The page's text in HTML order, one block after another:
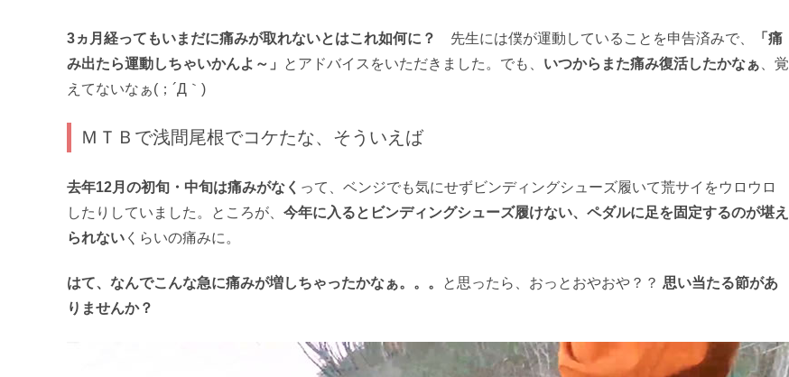
3ヵ月経ってもいまだに痛みが取れないとはこれ如何に？ 先生には僕が運動していることを申告済みで、
「痛
み出たら運動しちゃいかんよ～」
とアドバイスをいただきました。でも、 いつからまた痛み復活したかなぁ 、覚
えてないなぁ(；´Д｀)
ＭＴＢで浅間尾根でコケたな、そういえば
去年12月の初旬・中旬は痛みがなく って、ベンジでも気にせずビンディングシューズ履いて荒サイをウロウロ
したりしていました。ところが、 今年に入るとビンディングシューズ履けない、ペダルに足を固定するのが堪え
られない くらいの痛みに。
はて、なんでこんな急に痛みが増しちゃったかなぁ。。。 と思ったら、おっとおやおや？？ 思い当たる節があ
りませんか？